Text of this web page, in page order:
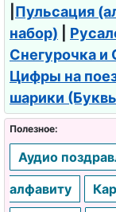
Пульсация
набор)
Снегурочка и
Цифры на
шарики
Полезное:
Аудио
алфавиту